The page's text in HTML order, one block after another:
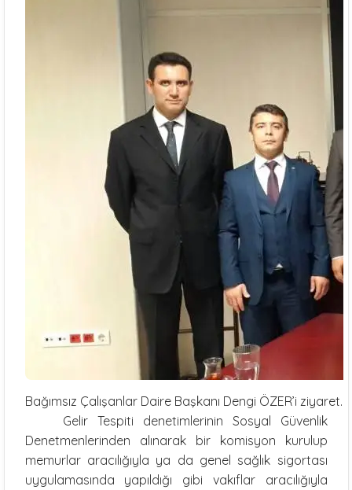
Bağımsız Çalışanlar Daire Başkanı Dengi ÖZER’i ziyaret.
Gelir Tespiti denetimlerinin Sosyal Güvenlik
Denetmenlerinden alınarak bir komisyon kurulup
memurlar aracılığıyla ya da genel sağlık sigortası
uygulamasında yapıldığı gibi vakıflar aracılığıyla